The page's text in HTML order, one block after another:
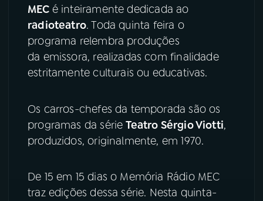
ACOMPANHE A RÁDIO MEC
YouTube Facebook
Instagram X
TikTok
MEC é inteiramente dedicada ao
radioteatro. Toda quinta feira o
programa relembra produções
da emissora, realizadas com finalidade
estritamente culturais ou educativas.
Os carros-chefes da temporada são os
programas da sérieTeatro Sérgio Viotti,
produzidos, originalmente, em 1970.
De 15 em 15 dias o Memória Rádio MEC
traz edições dessa série. Nesta quinta-